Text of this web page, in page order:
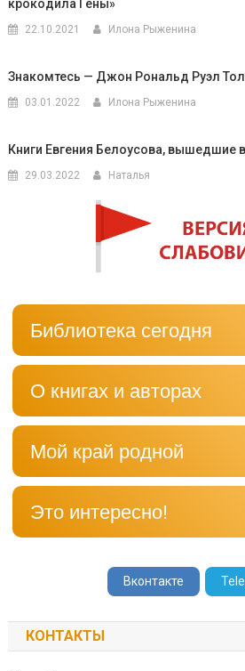
крокодила Гены»
22.10.2021 Илона Рыженина
Знакомтесь — Джон Рональд Руэл
03.01.2022 Илона Рыженина
Книги Евгения Белоусова, вышедшие
29.03.2022 Наталья
Библиотека сегодня
О книгах и авторах
Мой край родной
Это интересно!
Вконтакте
КОНТАКТЫ